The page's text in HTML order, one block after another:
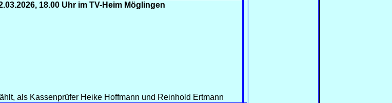
18.00 Uhr im TV-Heim Möglingen
als Kassenprüfer Heike Hoffmann und Reinhold Ertmann